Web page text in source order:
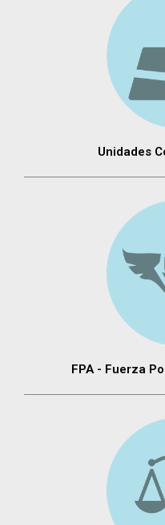
Unidades
FPA - Fuerza